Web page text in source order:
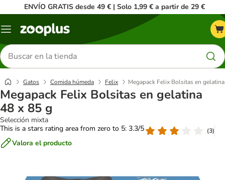
ENVÍO GRATIS desde 49 € | Solo 1,99 € a partir de 29 €
Menú
Buscar
productos
Gatos Comida húmeda Felix Megapack Felix Bolsitas en
Megapack Felix Bolsitas en gelatina
48 x 85 g
Selección mixta
This is a stars rating area from zero to 5: 3.3/5
(3)
Valora el producto